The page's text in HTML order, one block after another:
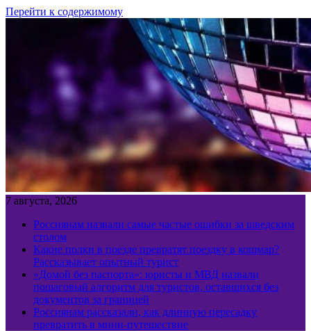
Перейти к содержимому
7 августа, 2026
Россиянам назвали самые частые ошибки за шведским
столом
Какие полки в поезде превратят поездку в кошмар?
Рассказывает опытный турист
«Домой без паспорта»: юристы и МВД назвали
пошаговый алгоритм для туристов, оставшихся без
документов за границей
Россиянам рассказали, как длинную пересадку
превратить в мини-путешествие